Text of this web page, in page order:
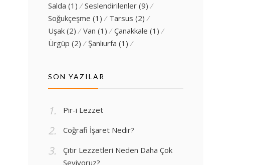
Salda (1) Seslendirilenler (9)
Soğukçeşme (1) Tarsus (2)
Uşak (2) Van (1) Çanakkale (1)
Ürgüp (2) Şanlıurfa (1)
SON YAZILAR
Pir-i Lezzet
Coğrafi İşaret Nedir?
Çıtır Lezzetleri Neden Daha Çok
Seviyoruz?